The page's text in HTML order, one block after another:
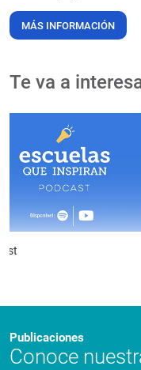
MÁS INFORMACIÓN
Te va a
Publicaciones
Conoce